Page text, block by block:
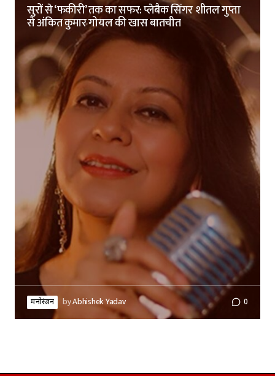
सुरों से ‘फकीरी’ तक का सफर: प्लेबैक सिंगर शीतल गुप्ता
से अंकित कुमार गोयल की खास बातचीत
मनोरंजन byAbhishek Yadav 0